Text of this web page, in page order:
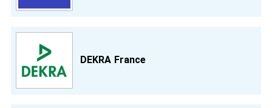
DEKRA France